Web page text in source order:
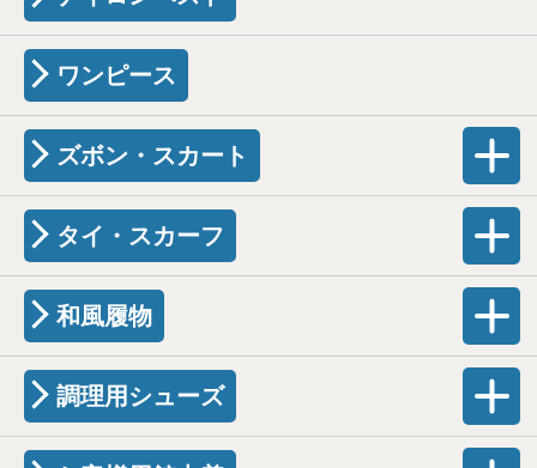
ワンピース
ズボン・スカート
タイ・スカーフ
和風履物
調理用シューズ